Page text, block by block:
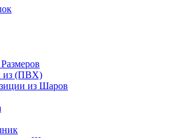
из (ПВХ)
из Шаров